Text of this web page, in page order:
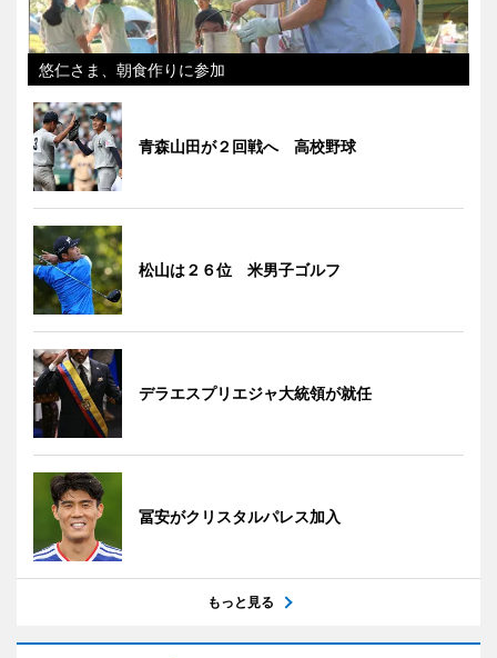
悠仁さま、朝食作りに参加
青森山田が２回戦へ 高校野球
松山は２６位 米男子ゴルフ
デラエスプリエジャ大統領が就任
冨安がクリスタルパレス加入
もっと見る